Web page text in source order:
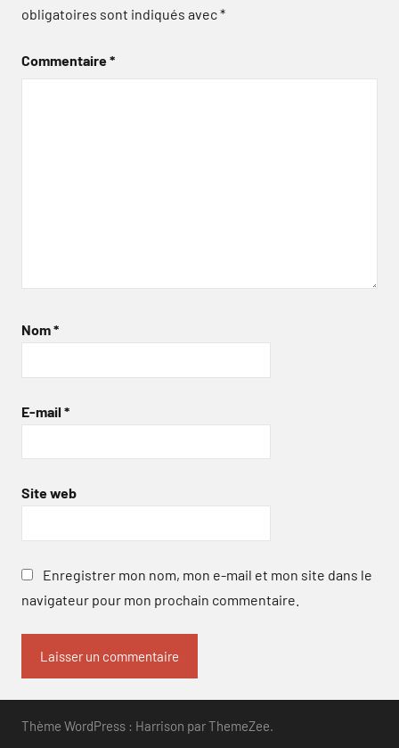
obligatoires sont indiqués avec*
Commentaire*
Nom*
E-mail *
Site web
Enregistrer mon nom, mon e-mail et mon site dans le
navigateur pour mon prochain commentaire.
Thème WordPress : Harrison par ThemeZee.